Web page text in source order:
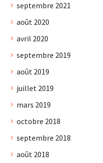
septembre 2021
août 2020
avril 2020
septembre 2019
août 2019
juillet 2019
mars 2019
octobre 2018
septembre 2018
août 2018